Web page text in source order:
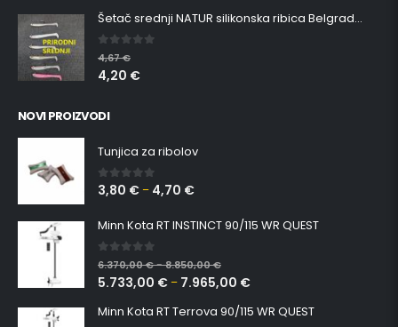
Šetač srednji NATUR silikonska ribica Belgrade Walker
0 out of 5
4,67€
4,20 €
NOVI PROIZVODI
Tunjica za ribolov
0 out of 5
3,80 € – 4,70 €
Minn Kota RT INSTINCT 90/115 WR QUEST
0 out of 5
6.370,00€–8.850,00€
5.733,00 € – 7.965,00 €
Minn Kota RT Terrova 90/115 WR QUEST